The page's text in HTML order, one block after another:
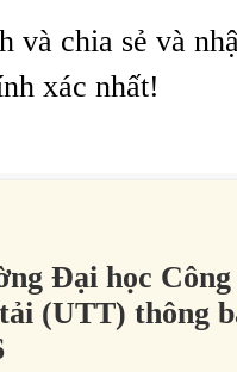
và chia sẻ và
xác nhất!
Đại học Công
(UTT) thông